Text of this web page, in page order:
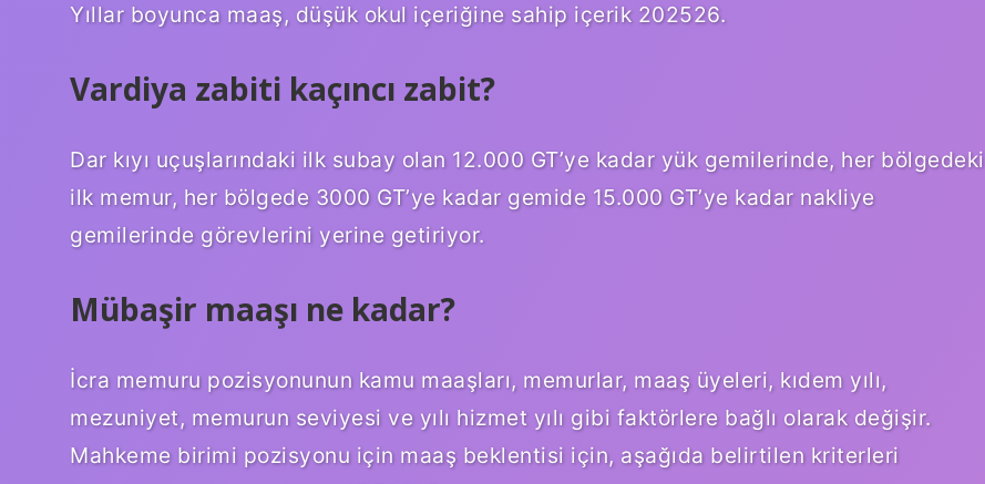
Yıllar boyunca maaş, düşük okul içeriğine sahip içerik 202526.
Vardiya zabiti kaçıncı zabit?
Dar kıyı uçuşlarındaki ilk subay olan 12.000 GT’ye kadar yük gemilerinde, her bölgedeki
ilk memur, her bölgede 3000 GT’ye kadar gemide 15.000 GT’ye kadar nakliye
gemilerinde görevlerini yerine getiriyor.
Mübaşir maaşı ne kadar?
İcra memuru pozisyonunun kamu maaşları, memurlar, maaş üyeleri, kıdem yılı,
mezuniyet, memurun seviyesi ve yılı hizmet yılı gibi faktörlere bağlı olarak değişir.
Mahkeme birimi pozisyonu için maaş beklentisi için, aşağıda belirtilen kriterleri